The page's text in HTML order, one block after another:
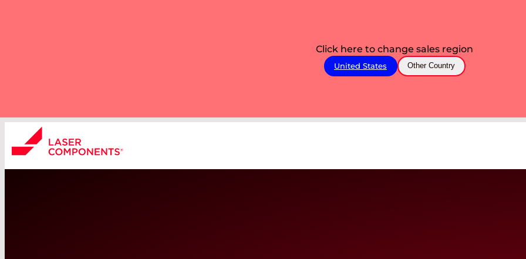
Click here to change sales region
United States Other Country